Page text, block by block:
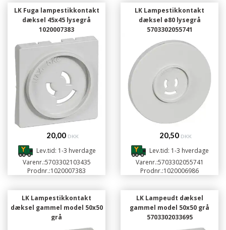
LK Fuga lampestikkontakt
dæksel 45x45 lysegrå
1020007383
20,00 DKK
Lev.tid: 1-3 hverdage
Varenr.:5703302103435
Prodnr.:1020007383
LK Lampestikkontakt
dæksel ø80 lysegrå
5703302055741
20,50 DKK
Lev.tid: 1-3 hverdage
Varenr.:5703302055741
Prodnr.:1020006986
LK Lampestikkontakt
dæksel gammel model 50x50
grå
LK Lampeudt dæksel
gammel model 50x50 grå
5703302033695